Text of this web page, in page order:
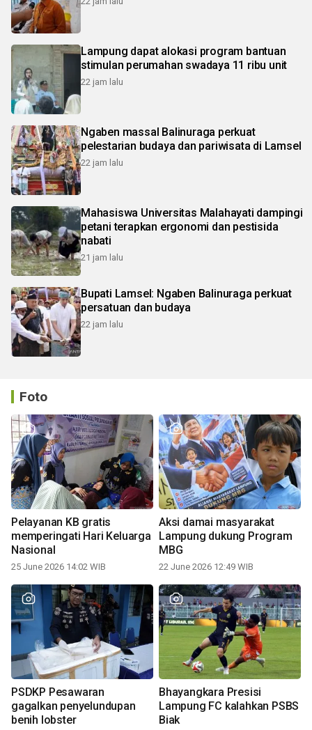
Lampung dapat alokasi program bantuan
stimulan perumahan swadaya 11 ribu unit
22 jam lalu
Ngaben massal Balinuraga perkuat
pelestarian budaya dan pariwisata di Lamsel
22 jam lalu
Mahasiswa Universitas Malahayati dampingi
petani terapkan ergonomi dan pestisida
nabati
21 jam lalu
Bupati Lamsel: Ngaben Balinuraga perkuat
persatuan dan budaya
22 jam lalu
Foto
Pelayanan KB gratis
memperingati Hari Keluarga
Nasional
25 June 2026 14:02 WIB
Aksi damai masyarakat
Lampung dukung Program
MBG
22 June 2026 12:49 WIB
PSDKP Pesawaran
gagalkan penyelundupan
benih lobster
Bhayangkara Presisi
Lampung FC kalahkan PSBS
Biak